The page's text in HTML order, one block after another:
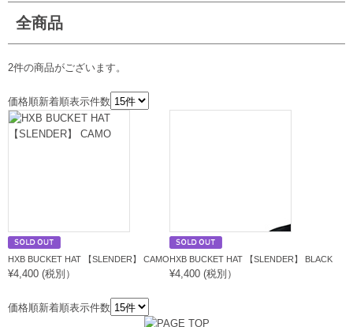
全商品
2件の商品がございます。
価格順新着順表示件数
HXB BUCKET HAT 【SLENDER】 CAMO
¥4,400 (税別）
HXB BUCKET HAT 【SLENDER】 BLACK
¥4,400 (税別）
価格順新着順表示件数